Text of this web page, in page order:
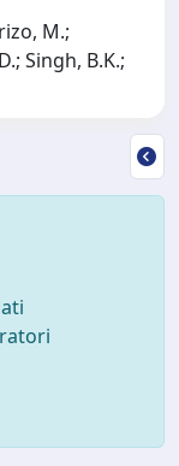
M.;
Singh, B.K.;